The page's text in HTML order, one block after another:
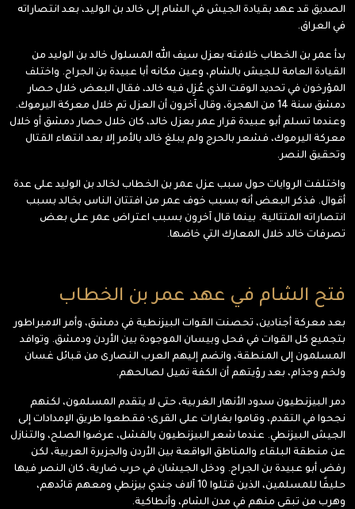
الصديق قد عهد بقيادة الجيش في الشام إلى خالد بن الوليد، بعد انتصاراته
في العراق.
بدأ عمر بن الخطاب خلافته بعزل سيف الله المسلول خالد بن الوليد من
القيادة العامة للجيش بالشام، وعين مكانه أبا عبيدة بن الجراح. واختلف
المؤرخون في تحديد الوقت الذي عُزِل فيه خالد، فقال البعض خلال حصار
دمشق سنة 14 من الهجرة، وقال آخرون أن العزل تم خلال معركة اليرموك.
وعندما تسلم أبو عبيدة قرار عمر بعزل خالد، كان خلال حصار دمشق أو خلال
معركة اليرموك، فشعر بالحرج ولم يبلغ خالد بالأمر إلا بعد انتهاء القتال
وتحقيق النصر.
واختلفت الروايات حول سبب عزل عمر بن الخطاب لخالد بن الوليد على عدة
أقوال. فذكر البعض أنه بسبب خوف عمر من افتتان الناس بخالد بسبب
انتصاراته المتتالية. بينما قال آخرون بسبب اعتراض عمر على بعض
تصرفات خالد خلال المعارك التي خاضها.
فتح الشام في عهد عمر بن الخطاب
بعد معركة أجنادين، تحصنت القوات البيزنطية في دمشق، وأمر الامبراطور
بتجميع كل القوات في فحل وبيسان الموجودة بين الأردن ودمشق. وتوافد
المسلمون إلى المنطقة، وانضم إليهم العرب النصارى من قبائل غسان
ولخم وجذام، بعد رؤيتهم أن الكفة تميل لصالحهم.
دمر البيزنطيون سدود الأنهار الغربية، حتى لا يتقدم المسلمون، لكنهم
نجحوا في التقدم، وقاموا بغارات على القرى؛ فقطعوا طريق الإمدادات إلى
الجيش البيزنطي. عندما شعر البيزنطيون بالفشل، عرضوا الصلح، والتنازل
عن منطقة البلقاء والمناطق الواقعة بين الأردن والجزيرة العربية، لكن
رفض أبو عبيدة بن الجراح. ودخل الجيشان في حرب ضارية، كان النصر فيها
حليفًا للمسلمين، الذين قتلوا 10 آلاف جندي بيزنطي ومعهم قائدهم،
وهرب من تبقى منهم في مدن الشام، وأنطاكية.